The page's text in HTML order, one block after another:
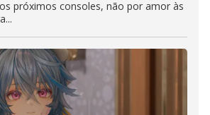
próximos consoles, não por amor às